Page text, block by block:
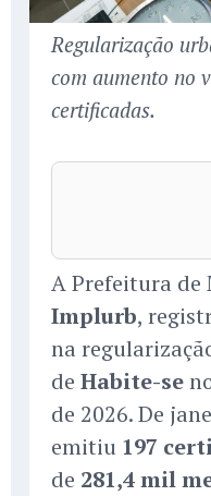
Regularização
com aumento no
certificadas.
A Prefeitura de
Implurb,
na
de Habite-se
de 2026. De
emitiu 197
de 281,4 mil